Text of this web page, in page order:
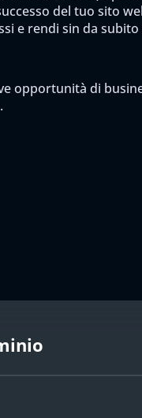
del tuo sito
e rendi sin da
opportunità di